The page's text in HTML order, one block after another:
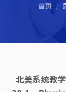
首页 /
北美系统教